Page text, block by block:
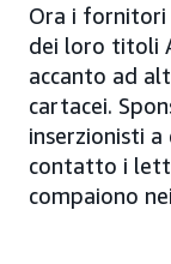
Ora i fornitori
dei loro titoli
accanto ad
cartacei.
inserzionisti a
contatto i
compaiono